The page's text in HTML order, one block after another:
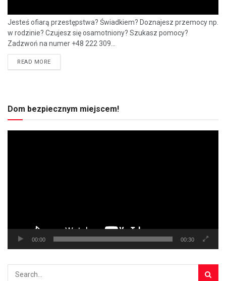
Jesteś ofiarą przestępstwa? Świadkiem? Doznajesz przemocy np.
w rodzinie? Czujesz się osamotniony? Szukasz pomocy?
Zadzwoń na numer +48 222 309...
READ MORE
Dom bezpiecznym miejscem!
00:00 00:30